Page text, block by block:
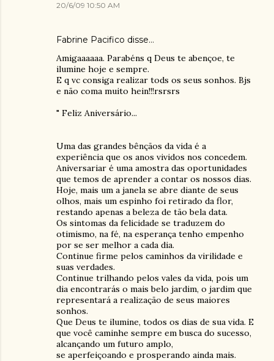
20/6/09 10:50 AM
Fabrine Pacifico disse…
Amigaaaaaa. Parabéns q Deus te abençoe, te
ilumine hoje e sempre.
E q vc consiga realizar tods os seus sonhos. Bjs
e não coma muito hein!!!rsrsrs
" Feliz Aniversário...
Uma das grandes bênçãos da vida é a
experiência que os anos vividos nos concedem.
Aniversariar é uma amostra das oportunidades
que temos de aprender a contar os nossos dias.
Hoje, mais um a janela se abre diante de seus
olhos, mais um espinho foi retirado da flor,
restando apenas a beleza de tão bela data.
Os sintomas da felicidade se traduzem do
otimismo, na fé, na esperança tenho empenho
por se ser melhor a cada dia.
Continue firme pelos caminhos da virilidade e
suas verdades.
Continue trilhando pelos vales da vida, pois um
dia encontrarás o mais belo jardim, o jardim que
representará a realização de seus maiores
sonhos.
Que Deus te ilumine, todos os dias de sua vida. E
que você caminhe sempre em busca do sucesso,
alcançando um futuro amplo,
se aperfeiçoando e prosperando ainda mais.